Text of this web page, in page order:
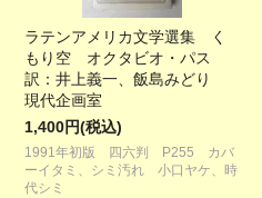
ラテンアメリカ文学選集 く
もり空 オクタビオ・パス
訳：井上義一、飯島みどり
現代企画室
1,400円(税込)
1991年初版 四六判 P255 カバ
ーイタミ、シミ汚れ 小口ヤケ、時
代シミ